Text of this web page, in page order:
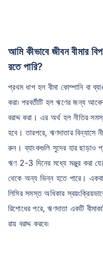
আমি কীভাবে জীবন বীমার বিপরীতে একটি ঋণের জন্য আবেদন ক
রতে পারি?
প্রথম ধাপ হল বীমা কোম্পানি বা
করা৷ পরবর্তীটি হল ঋণের জন্য
বরাদ্দ করা। এর অর্থ হল নীতির
হবে। তারপরে, ঋণদাতার বিন্যাসে
রুন। ব্যাংকগুলি সুদের হার ছাড়াও
ঋণ 2-3 দিনের মধ্যে মঞ্জুর করা
থেকে অন্য ভিন্ন হতে পারে।
লিসির সমস্ত অধিকার
রিশোধের পরে, ঋণদাতা একটি
রায় বরাদ্দ করবে৷